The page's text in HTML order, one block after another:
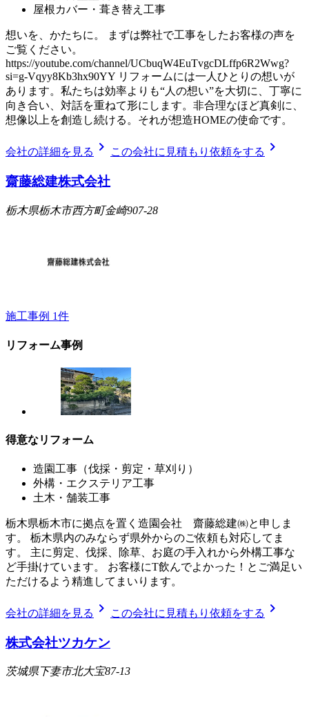
屋根カバー・葺き替え工事
想いを、かたちに。 まずは弊社で工事をしたお客様の声を
ご覧ください。
https://youtube.com/channel/UCbuqW4EuTvgcDLffp6R2Wwg?
si=g-Vqyy8Kb3hx90YY リフォームには一人ひとりの想いが
あります。私たちは効率よりも“人の想い”を大切に、丁寧に
向き合い、対話を重ねて形にします。非合理なほど真剣に、
想像以上を創造し続ける。それが想造HOMEの使命です。
会社の詳細を見る chevron_right この会社に見積もり依頼をする chevron_right
齋藤総建株式会社
栃木県栃木市西方町金崎907-28
施工事例 1件
リフォーム事例
得意なリフォーム
造園工事（伐採・剪定・草刈り）
外構・エクステリア工事
土木・舗装工事
栃木県栃木市に拠点を置く造園会社 齋藤総建㈱と申しま
す。 栃木県内のみならず県外からのご依頼も対応してま
す。 主に剪定、伐採、除草、お庭の手入れから外構工事な
ど手掛けています。 お客様にT飲んでよかった！とご満足い
ただけるよう精進してまいります。
会社の詳細を見る chevron_right この会社に見積もり依頼をする chevron_right
株式会社ツカケン
茨城県下妻市北大宝87-13